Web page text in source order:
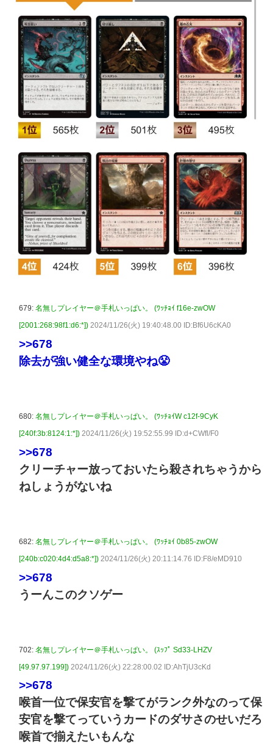
679: 名無しプレイヤー＠手札いっぱい。 (ﾜｯﾁｮｲ f16e-zwOW
[2001:268:98f1:d6:*]) 2024/11/26(火) 19:40:48.00 ID:Bf6U6cKA0
>>678
除去が強い健全な環境やね😤
680: 名無しプレイヤー＠手札いっぱい。 (ﾜｯﾁｮｲW c12f-9CyK
[240f:3b:8124:1:*]) 2024/11/26(火) 19:52:55.99 ID:d+CWfl/F0
>>678
クリーチャー放っておいたら殺されちゃうから
ねしょうがないね
682: 名無しプレイヤー＠手札いっぱい。 (ﾜｯﾁｮｲ 0b85-zwOW
[240b:c020:4d4:d5a8:*]) 2024/11/26(火) 20:11:14.76 ID:F8/eMD910
>>678
うーんこのクソゲー
702: 名無しプレイヤー＠手札いっぱい。 (ｽｯﾌﾟ Sd33-LHZV
[49.97.97.199]) 2024/11/26(火) 22:28:00.02 ID:AhTjU3cKd
>>678
喉首一位で保安官を撃てがランク外なのって保
安官を撃てっていうカードのダサさのせいだろ
喉首で揃えたいもんな